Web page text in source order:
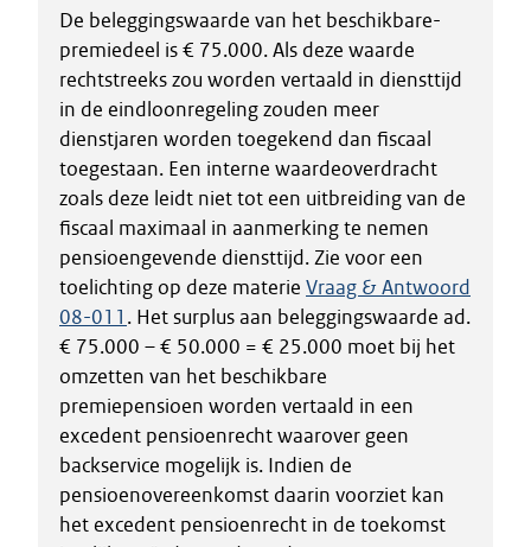
De beleggingswaarde van het beschikbare-
premiedeel is € 75.000. Als deze waarde
rechtstreeks zou worden vertaald in diensttijd
in de eindloonregeling zouden meer
dienstjaren worden toegekend dan fiscaal
toegestaan. Een interne waardeoverdracht
zoals deze leidt niet tot een uitbreiding van de
fiscaal maximaal in aanmerking te nemen
pensioengevende diensttijd. Zie voor een
toelichting op deze materie Vraag & Antwoord
08-011 . Het surplus aan beleggingswaarde ad.
€ 75.000 – € 50.000 = € 25.000 moet bij het
omzetten van het beschikbare
premiepensioen worden vertaald in een
excedent pensioenrecht waarover geen
backservice mogelijk is. Indien de
pensioenovereenkomst daarin voorziet kan
het excedent pensioenrecht in de toekomst